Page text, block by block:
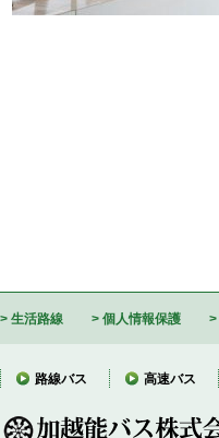
生活路線 個人情報保護
路線バス 高速バス